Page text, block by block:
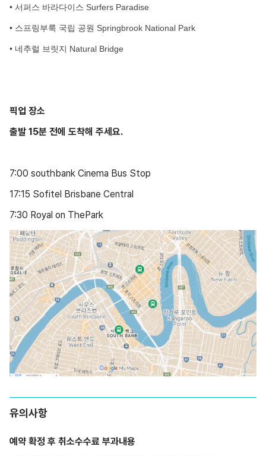
• 서퍼스 바라다이스 Surfers Paradise
• 스프링부룩 국립 공원 Springbrook National Park
• 네추럴 브릿지 Natural Bridge
픽업 장소
출발 15분 전에 도착해 주세요.
7:00 southbank Cinema Bus Stop
17:15 Sofitel Brisbane Central
7:30 Royal on ThePark
유의사항
예약 확정 후 취소수수료 부과내용